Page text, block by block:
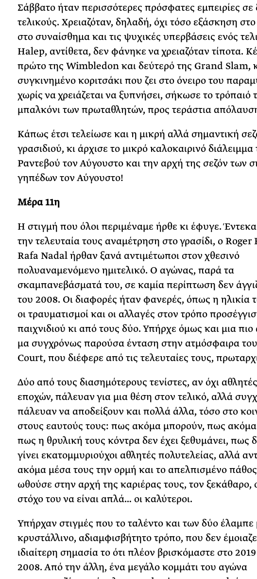
Σάββατο ήταν περισσότερες πρόσφατες εμπειρίες
τελικούς. Χρειαζόταν, δηλαδή, όχι τόσο εξάσκηση
στο συναίσθημα και τις ψυχικές υπερβάσεις ενός
Halep, αντίθετα, δεν φάνηκε να χρειαζόταν τίποτα.
πρώτο της Wimbledon και δεύτερό της Grand Slam,
συγκινημένο κοριτσάκι που ζει στο όνειρο του
χωρίς να χρειάζεται να ξυπνήσει, σήκωσε το τρόπαιό
μπαλκόνι των πρωταθλητών, προς τεράστια
Κάπως έτσι τελείωσε και η μικρή αλλά σημαντική
γρασιδιού, κι άρχισε το μικρό καλοκαιρινό διάλειμμα
Ραντεβού τον Αύγουστο και την αρχή της σεζόν των
γηπέδων τον Αύγουστο!
Μέρα 11η
Η στιγμή που όλοι περιμέναμε ήρθε κι έφυγε.
την τελευταία τους αναμέτρηση στο γρασίδι, ο
Rafa Nadal ήρθαν ξανά αντιμέτωποι στον χθεσινό
πολυαναμενόμενο ημιτελικό. Ο αγώνας, παρά τα
σκαμπανεβάσματά του, σε καμία περίπτωση δεν
του 2008. Οι διαφορές ήταν φανερές, όπως η ηλικία
οι τραυματισμοί και οι αλλαγές στον τρόπο
παιχνιδιού κι από τους δύο. Υπήρχε όμως και μια
μα συγχρόνως παρούσα ένταση στην ατμόσφαιρα
Court, που διέφερε από τις τελευταίες τους,
Δύο από τους διασημότερους τενίστες, αν όχι
εποχών, πάλευαν για μια θέση στον τελικό, αλλά
πάλευαν να αποδείξουν και πολλά άλλα, τόσο στο
στους εαυτούς τους: πως ακόμα μπορούν, πως ακόμα
πως η θρυλική τους κόντρα δεν έχει ξεθυμάνει, πως
γίνει εκατομμυριούχοι αθλητές πολυτελείας, αλλά
ακόμα μέσα τους την ορμή και το απελπισμένο
ωθούσε στην αρχή της καριέρας τους, τον ξεκάθαρο,
στόχο του να είναι απλά… οι καλύτεροι.
Υπήρχαν στιγμές που το ταλέντο και των δύο έλαμπε
κρυστάλλινο, αδιαμφισβήτητο τρόπο, που δεν
ιδιαίτερη σημασία το ότι πλέον βρισκόμαστε στο
2008. Από την άλλη, ένα μεγάλο κομμάτι του αγώνα